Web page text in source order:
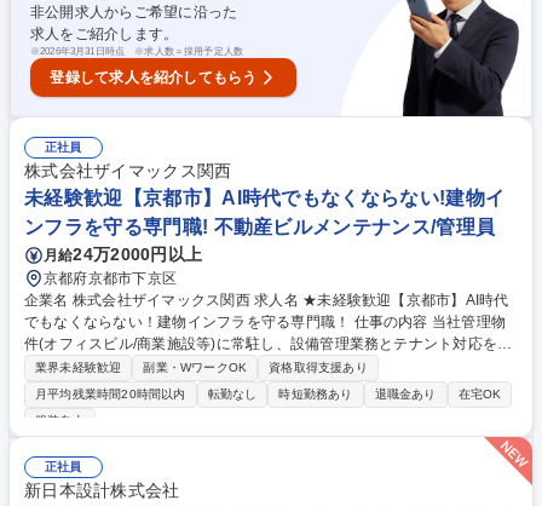
非公開求人からご希望に沿った
求人をご紹介します。
※2026年3月31日時点 ※求人数＝採用予定人数
登録して求人を紹介してもらう
正社員
株式会社ザイマックス関西
未経験歓迎【京都市】AI時代でもなくならない!建物イ
ンフラを守る専門職! 不動産ビルメンテナンス/管理員
月給24万2000円以上
京都府京都市下京区
企業名 株式会社ザイマックス関西 求人名 ★未経験歓迎【京都市】AI時代
でもなくならない！建物インフラを守る専門職！ 仕事の内容 当社管理物
件(オフィスビル/商業施設等)に常駐し、設備管理業務とテナント対応を任
せます。入社から1年程度は、基本先輩社員に付いてのOJTとなり丁寧に
育成します！※常駐する物件は自宅から1時間半以内。 【具体的には】 ■
案件：同社が受託管理するオフィスビルや商業施設、物流施設、学校等 ■
視、点検や各種法令に基づく業務 ■物件の運営や人員含めたマネジメント
やレポート作成業務 ※建物の改変を伴う作業はなし。 募集職種 ★未経験
歓迎【京都市】AI時代でもなくならない！建物インフラを守る専門職！
業界未経験歓迎 副業・WワークOK
資格取得支援あり
月平均残業時間20時間以内
転勤なし 時短勤務あり 退職金あり
在宅OK
服装自由
正社員
新日本設計株式会社